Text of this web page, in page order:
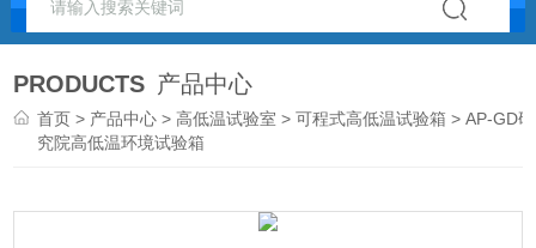
PRODUCTS 产品中心
首页 > 产品中心 >高低温试验室 >可程式高低温试验箱 > AP-GD研
究院高低温环境试验箱